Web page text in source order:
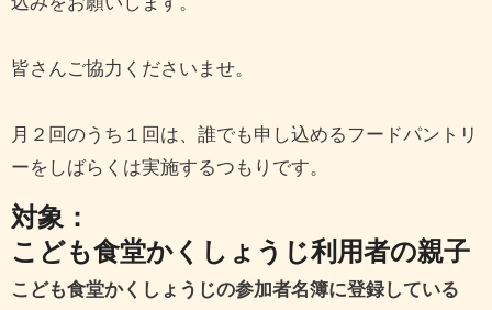
皆さんご協力くださいませ。
月２回のうち１回は、誰でも申し込めるフードパントリ
ーをしばらくは実施するつもりです。
対象：
こども食堂かくしょうじ利用者の親子
こども食堂かくしょうじの参加者名簿に登録している